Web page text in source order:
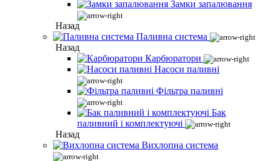
Замки запалювання
Назад
Паливна система
Назад
Карбюратори
Насоси паливні
Фільтра паливні
Бак
паливний і комплектуючі
Назад
Вихлопна система